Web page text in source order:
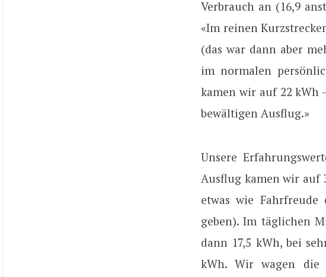
Verbrauch an (16,9
«Im reinen
(das war dann aber
im normalen
kamen wir auf 22 kWh
bewältigen Ausflug.»
Unsere
Ausflug kamen wir auf
etwas wie
geben). Im täglichen
dann 17,5 kWh, bei
kWh. Wir wagen die